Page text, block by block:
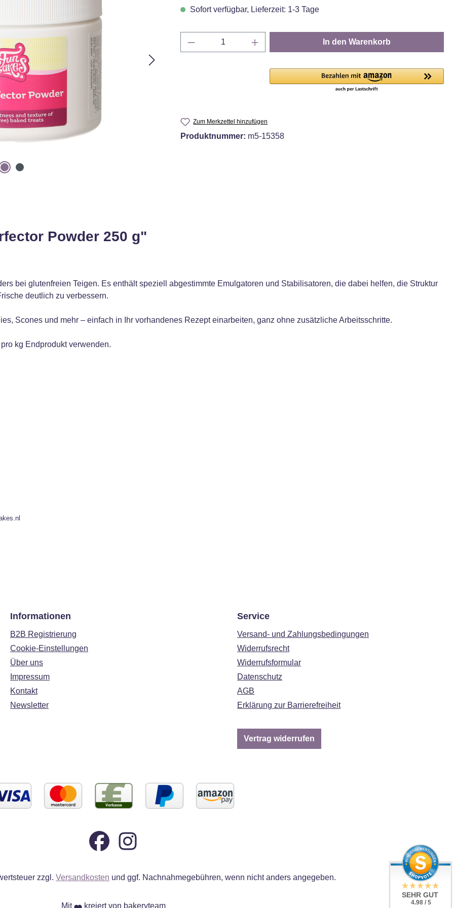
Sofort verfügbar, Lieferzeit: 1-3 Tage
Produkt Anzahl: Gib den gewünschten Wert ein
In den Warenkorb
Zum Merkzettel hinzufügen
Produktnummer: m5-15358
Powder 250 g"
bei glutenfreien Teigen. Es enthält speziell abgestimmte Emulgatoren und Stabilisatoren, die dabei helfen, die Struktur
deutlich zu verbessern.
Scones und mehr – einfach in Ihr vorhandenes Rezept einarbeiten, ganz ohne zusätzliche Arbeitsschritte.
kg Endprodukt verwenden.
Informationen
B2B Registrierung
Cookie-Einstellungen
Über uns
Impressum
Kontakt
Newsletter
Service
Versand- und Zahlungsbedingungen
Widerrufsrecht
Widerrufsformular
Datenschutz
AGB
Erklärung zur Barrierefreiheit
Vertrag widerrufen
zzgl. Versandkosten und ggf. Nachnahmegebühren, wenn nicht anders angegeben.
Mit kreiert von bakeryteam
SEHR GUT
4.98 / 5